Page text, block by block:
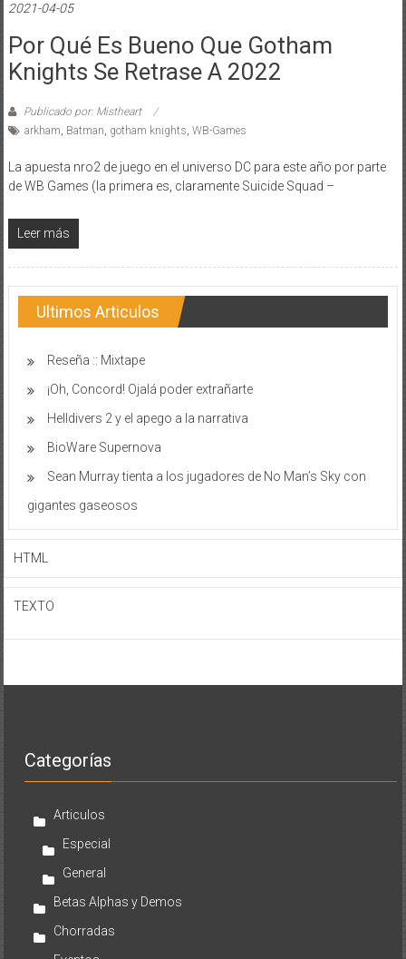
2021-04-05
Por Qué Es Bueno Que Gotham
Knights Se Retrase A 2022
Publicado por: Mistheart
arkham, Batman, gotham knights, WB-Games
La apuesta nro2 de juego en el universo DC para este año por parte
de WB Games (la primera es, claramente Suicide Squad –
Leer más
Ultimos Articulos
Reseña :: Mixtape
¡Oh, Concord! Ojalá poder extrañarte
Helldivers 2 y el apego a la narrativa
BioWare Supernova
Sean Murray tienta a los jugadores de No Man’s Sky con
gigantes gaseosos
HTML
TEXTO
Categorías
Articulos
Especial
General
Betas Alphas y Demos
Chorradas